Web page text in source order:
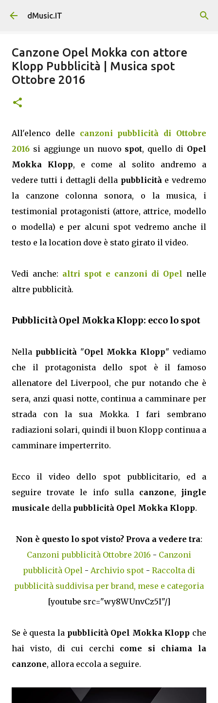
Passa ai contenuti principali
dMusic.IT
Canzone Opel Mokka con attore
Klopp Pubblicità | Musica spot
Ottobre 2016
All'elenco delle canzoni pubblicità di Ottobre
2016 si aggiunge un nuovo spot, quello di Opel
Mokka Klopp, e come al solito andremo a
vedere tutti i dettagli della pubblicitàe vedremo
la canzone colonna sonora, o la musica, i
testimonial protagonisti (attore, attrice, modello
o modella) e per alcuni spot vedremo anche il
testo e la location dove è stato girato il video.
Vedi anche: altri spot e canzoni di Opel nelle
altre pubblicità.
Pubblicità Opel Mokka Klopp: ecco lo spot
Nella pubblicità"Opel Mokka Klopp" vediamo
che il protagonista dello spot è il famoso
allenatore del Liverpool, che pur notando che è
sera, anzi quasi notte, continua a camminare per
strada con la sua Mokka. I fari sembrano
radiazioni solari, quindi il buon Klopp continua a
camminare imperterrito.
Ecco il video dello spot pubblicitario, ed a
seguire trovate le info sulla canzone,jingle
musicale della pubblicità Opel Mokka Klopp.
Non è questo lo spot visto? Prova a vedere tra:
Canzoni pubblicità Ottobre 2016 - Canzoni
pubblicità Opel - Archivio spot - Raccolta di
pubblicità suddivisa per brand, mese e categoria
[youtube src="wy8WUnvCz5I"/]
Se è questa la pubblicità Opel Mokka Klopp che
hai visto, di cui cerchi come si chiama la
canzone, allora eccola a seguire.